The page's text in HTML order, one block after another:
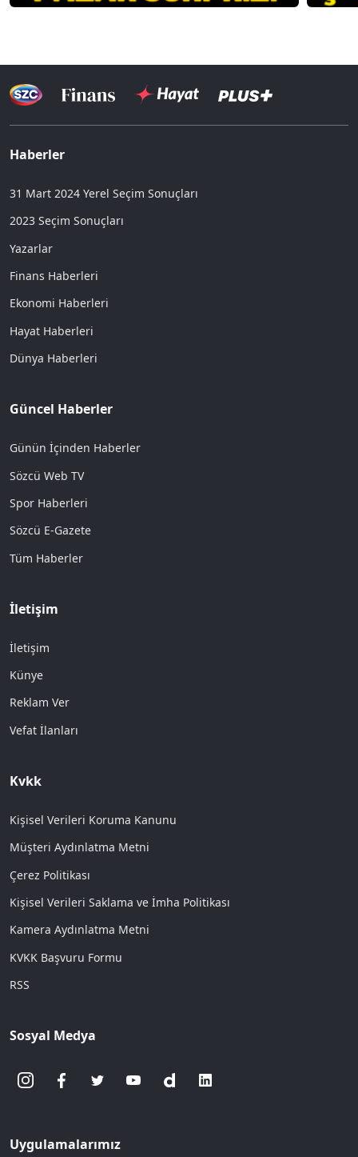
Haberler
31 Mart 2024 Yerel Seçim Sonuçları
2023 Seçim Sonuçları
Yazarlar
Finans Haberleri
Ekonomi Haberleri
Hayat Haberleri
Dünya Haberleri
Güncel Haberler
Günün İçinden Haberler
Sözcü Web TV
Spor Haberleri
Sözcü E-Gazete
Tüm Haberler
İletişim
İletişim
Künye
Reklam Ver
Vefat İlanları
Kvkk
Kişisel Verileri Koruma Kanunu
Müşteri Aydınlatma Metni
Çerez Politikası
Kişisel Verileri Saklama ve İmha Politikası
Kamera Aydınlatma Metni
KVKK Başvuru Formu
RSS
Sosyal Medya
Uygulamalarımız